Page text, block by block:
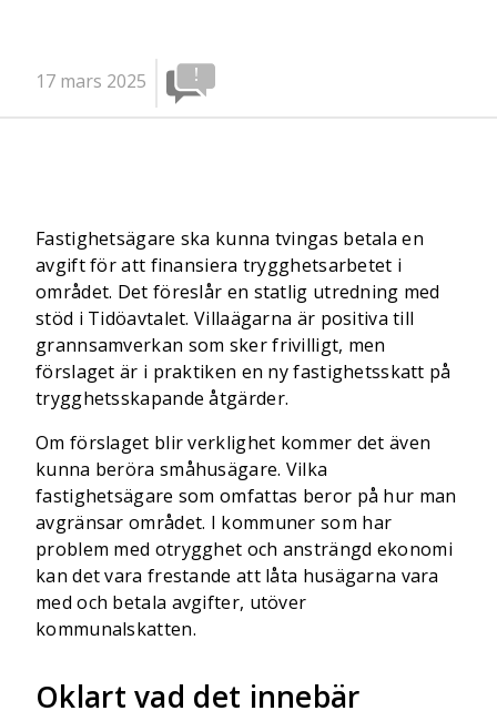
17 mars 2025
Fastighetsägare ska kunna tvingas betala en
avgift för att finansiera trygghetsarbetet i
området. Det föreslår en statlig utredning med
stöd i Tidöavtalet. Villaägarna är positiva till
grannsamverkan som sker frivilligt, men
förslaget är i praktiken en ny fastighetsskatt på
trygghetsskapande åtgärder.
Om förslaget blir verklighet kommer det även
kunna beröra småhusägare. Vilka
fastighetsägare som omfattas beror på hur man
avgränsar området. I kommuner som har
problem med otrygghet och ansträngd ekonomi
kan det vara frestande att låta husägarna vara
med och betala avgifter, utöver
kommunalskatten.
Oklart vad det innebär